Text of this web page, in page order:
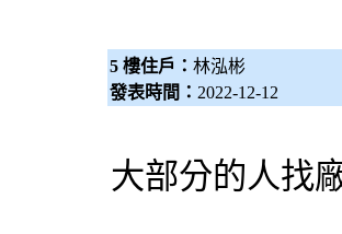
5 樓住戶： 林泓彬
發表時間： 2022-12-12
大部分的人找